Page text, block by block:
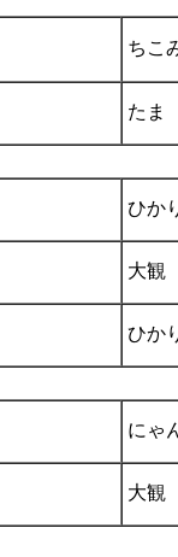
ちこ
たま
ひか
大観
ひか
にゃ
大観